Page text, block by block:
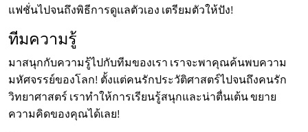
แฟชั่นไปจนถึงพิธีการดูแลตัวเอง เตรียมตัวให้ปัง!
ทีมความรู้
มาสนุกกับความรู้ไปกับทีมของเรา เราจะพาคุณค้นพบความ
มหัศจรรย์ของโลก! ตั้งแต่คนรักประวัติศาสตร์ไปจนถึงคนรัก
วิทยาศาสตร์ เราทำให้การเรียนรู้สนุกและน่าตื่นเต้น ขยาย
ความคิดของคุณได้เลย!